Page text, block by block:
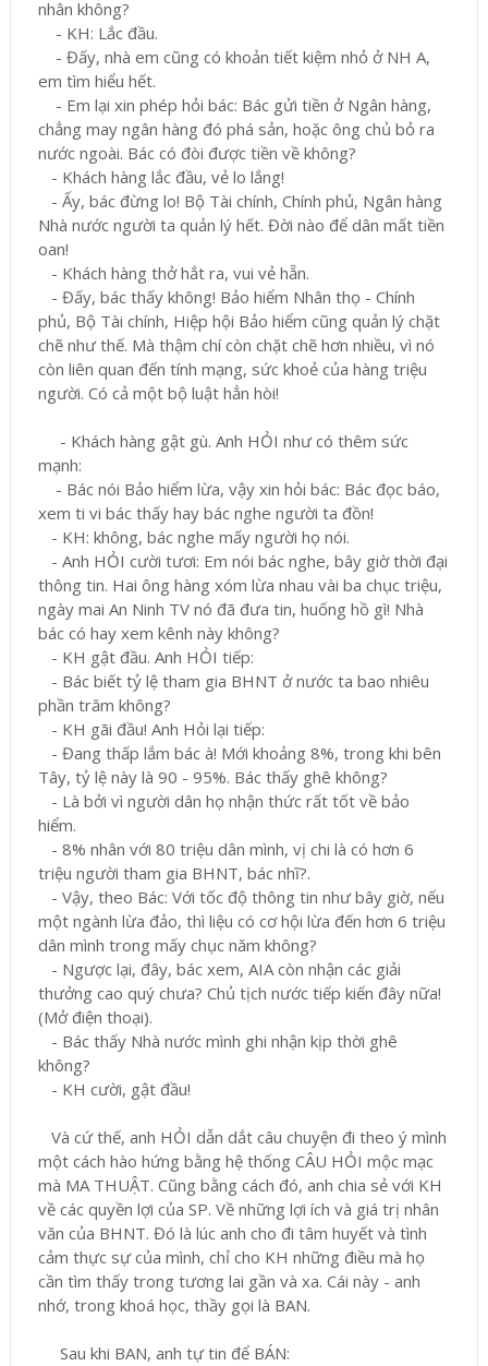
nhân không?
- KH: Lắc đầu.
- Đấy, nhà em cũng có khoản tiết kiệm nhỏ ở NH A,
em tìm hiểu hết.
- Em lại xin phép hỏi bác: Bác gửi tiền ở Ngân hàng,
chẳng may ngân hàng đó phá sản, hoặc ông chủ bỏ ra
nước ngoài. Bác có đòi được tiền về không?
- Khách hàng lắc đầu, vẻ lo lắng!
- Ấy, bác đừng lo! Bộ Tài chính, Chính phủ, Ngân hàng
Nhà nước người ta quản lý hết. Đời nào để dân mất tiền
oan!
- Khách hàng thở hắt ra, vui vẻ hẵn.
- Đấy, bác thấy không! Bảo hiểm Nhân thọ - Chính
phủ, Bộ Tài chính, Hiệp hội Bảo hiểm cũng quản lý chặt
chẽ như thế. Mà thậm chí còn chặt chẽ hơn nhiều, vì nó
còn liên quan đến tính mạng, sức khoẻ của hàng triệu
người. Có cả một bộ luật hẳn hòi!
- Khách hàng gật gù. Anh HỎI như có thêm sức
mạnh:
- Bác nói Bảo hiểm lừa, vậy xin hỏi bác: Bác đọc báo,
xem ti vi bác thấy hay bác nghe người ta đồn!
- KH: không, bác nghe mấy người họ nói.
- Anh HỎI cười tươi: Em nói bác nghe, bây giờ thời đại
thông tin. Hai ông hàng xóm lừa nhau vài ba chục triệu,
ngày mai An Ninh TV nó đã đưa tin, huống hồ gì! Nhà
bác có hay xem kênh này không?
- KH gật đầu. Anh HỎI tiếp:
- Bác biết tỷ lệ tham gia BHNT ở nước ta bao nhiêu
phần trăm không?
- KH gãi đầu! Anh Hỏi lại tiếp:
- Đang thấp lắm bác à! Mới khoảng 8%, trong khi bên
Tây, tỷ lệ này là 90 - 95%. Bác thấy ghê không?
- Là bởi vì người dân họ nhận thức rất tốt về bảo
hiểm.
- 8% nhân với 80 triệu dân mình, vị chi là có hơn 6
triệu người tham gia BHNT, bác nhĩ?.
- Vậy, theo Bác: Với tốc độ thông tin như bây giờ, nếu
một ngành lừa đảo, thì liệu có cơ hội lừa đến hơn 6 triệu
dân mình trong mấy chục năm không?
- Ngược lại, đây, bác xem, AIA còn nhận các giải
thưởng cao quý chưa? Chủ tịch nước tiếp kiến đây nữa!
(Mở điện thoại).
- Bác thấy Nhà nước mình ghi nhận kịp thời ghê
không?
- KH cười, gật đầu!
Và cứ thế, anh HỎI dẫn dắt câu chuyện đi theo ý mình
một cách hào hứng bằng hệ thống CÂU HỎI mộc mạc
mà MA THUẬT. Cũng bằng cách đó, anh chia sẻ với KH
về các quyền lợi của SP. Về những lợi ích và giá trị nhân
văn của BHNT. Đó là lúc anh cho đi tâm huyết và tình
cảm thực sự của mình, chỉ cho KH những điều mà họ
cần tìm thấy trong tương lai gần và xa. Cái này - anh
nhớ, trong khoá học, thầy gọi là BAN.
Sau khi BAN, anh tự tin để BÁN: